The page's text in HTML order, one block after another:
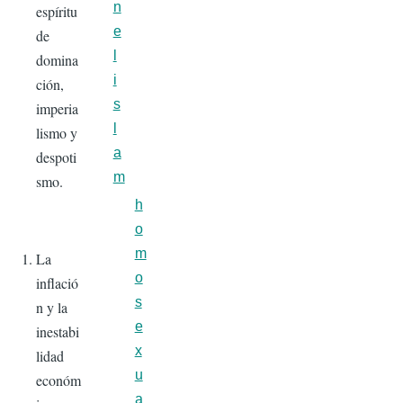
espíritu
de
domina
ción,
imperia
lismo y
despoti
smo.
La
inflació
n y la
inestabi
lidad
económ
n
e
i
s
a
m
h
o
m
o
s
e
x
u
a